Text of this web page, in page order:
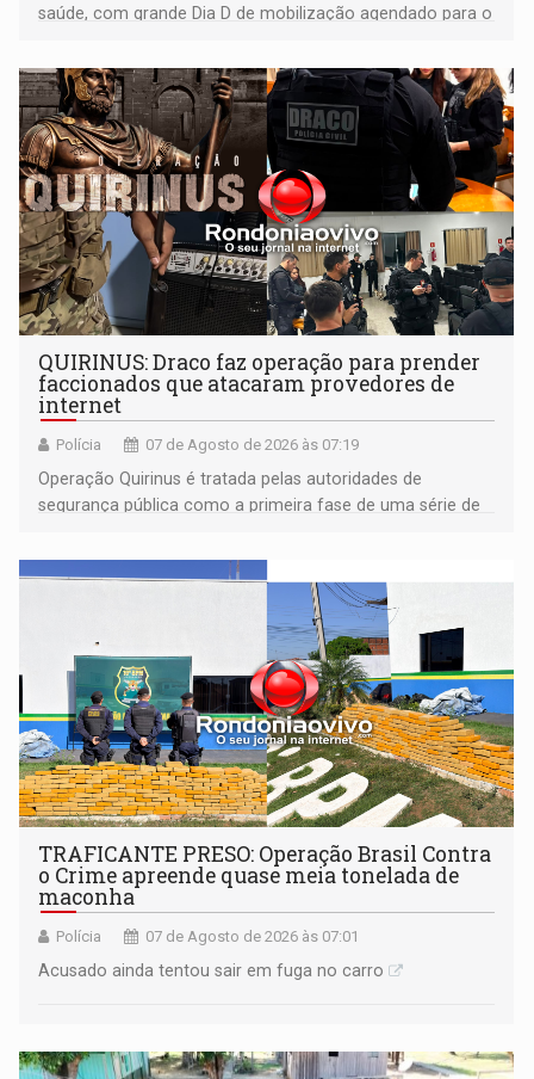
saúde, com grande Dia D de mobilização agendado para o
QUIRINUS: Draco faz operação para prender
faccionados que atacaram provedores de
internet
Polícia 07 de Agosto de 2026 às 07:19
Operação Quirinus é tratada pelas autoridades de
segurança pública como a primeira fase de uma série de
TRAFICANTE PRESO: Operação Brasil Contra
o Crime apreende quase meia tonelada de
maconha
Polícia 07 de Agosto de 2026 às 07:01
Acusado ainda tentou sair em fuga no carro